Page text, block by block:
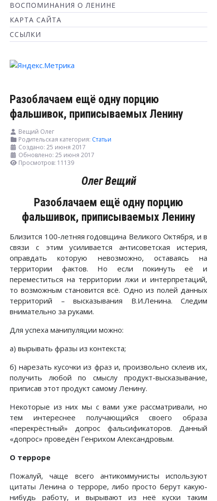
ВОСПОМИНАНИЯ О ЛЕНИНЕ
КАРТА САЙТА
ССЫЛКИ
Разоблачаем ещё одну порцию
фальшивок, приписываемых Ленину
Вещий Олег
Родительская категория: Статьи
Создано: 25 июня 2017
Обновлено: 25 июня 2017
Просмотров: 11139
Олег Вещий
Разоблачаем ещё одну порцию
фальшивок, приписываемых Ленину
Близится 100-летняя годовщина Великого Октября, и в
связи с этим усиливается антисоветская истерия,
оправдать которую невозможно, оставаясь на
территории фактов. Но если покинуть её и
переместиться на территории лжи и интерпретаций,
то возможным становится всё. Одно из полей данных
территорий – высказывания В.И.Ленина. Следим
внимательно за руками.
Для успеха манипуляции можно:
а) вырывать фразы из контекста;
б) нарезать кусочки из фраз и, произвольно склеив их,
получить любой по смыслу продукт-высказывание,
приписав этот продукт самому Ленину.
Некоторые из них мы с вами уже рассматривали, но
тем интереснее получающийся своего образа
«перекрёстный» допрос фальсификаторов. Данный
«допрос» проведён Генрихом Александровым.
О терроре
Пожалуй, чаще всего антикоммунисты используют
цитаты Ленина о терроре, либо просто берут какую-
нибудь работу, и вырывают из неё куски таким